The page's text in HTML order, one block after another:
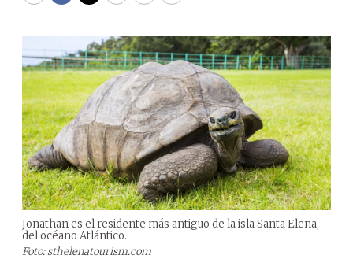
Jonathan es el residente más antiguo de la isla Santa Elena,
del océano Atlántico.
Foto: sthelenatourism.com